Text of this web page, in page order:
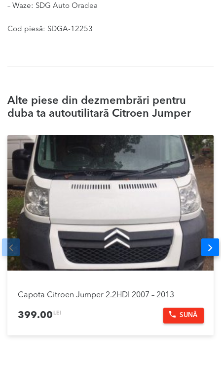
– Waze: SDG Auto Oradea
Cod piesă: SDGA-12253
Alte piese din dezmembrări pentru
duba ta autoutilitară Citroen Jumper
Capota Citroen Jumper 2.2HDI 2007 – 2013
399.00 LEI SUNĂ
Prev